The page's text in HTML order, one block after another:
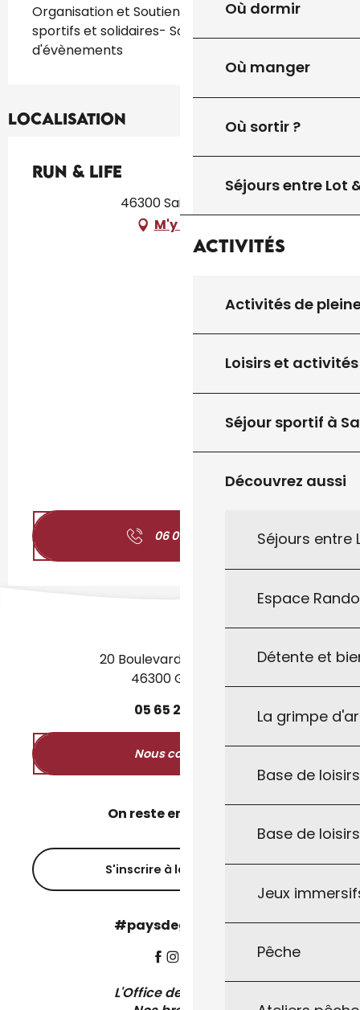
Où dormir
Où manger
Où sortir ?
Séjours entre Lot
Activités
Activités de
Loisirs et activités
Séjour sportif à
Découvrez aussi
Séjours entre
Espace
Détente et
La grimpe
Base de
Base de
Jeux
Pêche
Organisation et Soutien d'évènement festifs,
sportifs et solidaires- Soutien sportif-Création
d'évènements
Localisation
Run & Life
46300 Saint-Projet
M'y rendre
06 01 72 85
20 Boulevard des Martyrs
46300 Gourdon
05 65 27
Nous contacter
On reste en contact ?
S'inscrire à la newsletter
#paysdegourdon !
L'Office de Tourisme